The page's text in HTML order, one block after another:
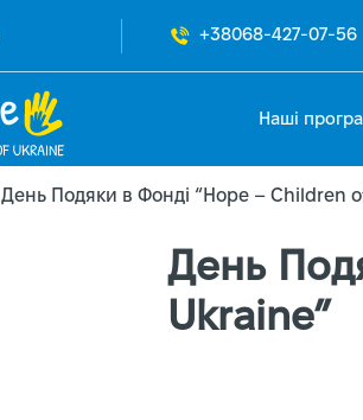
+38068-427-07-56
Наші
День Подяки в Фонді “Hope – Children
День
Ukraine”